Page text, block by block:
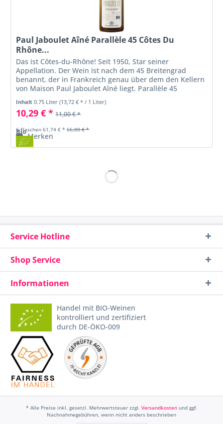
Bio
Paul Jaboulet Aîné Parallèle 45 Côtes Du
Rhône...
Das ist Côtes-du-Rhône! Seit 1950, Star seiner
Appellation. Der Wein ist nach dem 45 Breitengrad
benannt, der in Frankreich genau über dem den Kellern
von Maison Paul Jaboulet Aîné liegt. Parallèle 45
verkörpert die Essenz von Qualität,...
Inhalt0.75 Liter(13,72 € * / 1 Liter)
10,29 € * 11,00 € *
6 Flaschen 61,74 € * 66,00 € *
Merken
Service Hotline
Shop Service
Informationen
Handel mit BIO-Weinen
kontrolliert und zertifiziert
durch DE-ÖKO-009
* Alle Preise inkl. gesetzl. Mehrwertsteuer zzgl. Versandkosten und ggf.
Nachnahmegebühren, wenn nicht anders beschrieben